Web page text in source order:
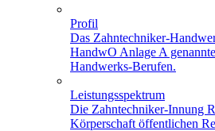
Profil
Das Zahntechniker-
HandwO Anlage A
Handwerks-Berufen.
Leistungsspektrum
Die Zahntechniker-Innung
Körperschaft öffentlichen